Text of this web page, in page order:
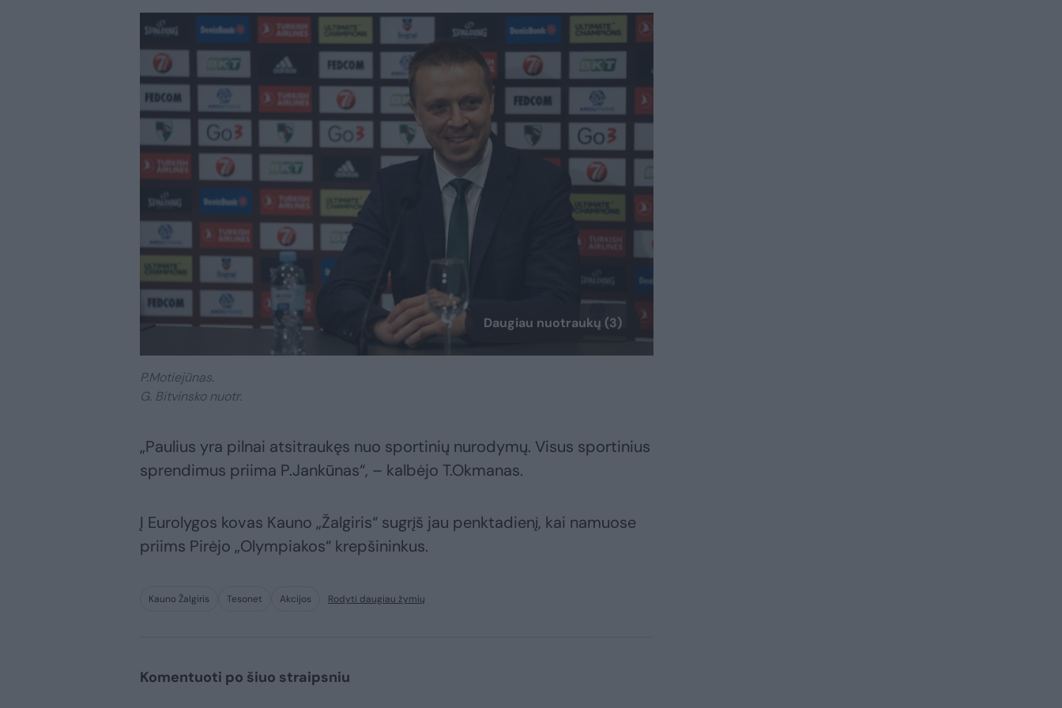
Daugiau nuotraukų (3)
P.Motiejūnas.
G. Bitvinsko nuotr.
„Paulius yra pilnai atsitraukęs nuo sportinių nurodymų. Visus sportinius
sprendimus priima P.Jankūnas“, – kalbėjo T.Okmanas.
Į Eurolygos kovas Kauno „Žalgiris“ sugrįš jau penktadienį, kai namuose
priims Pirėjo „Olympiakos“ krepšininkus.
Kauno Žalgiris Tesonet Akcijos Rodyti daugiau žymių
Komentuoti po šiuo straipsniu